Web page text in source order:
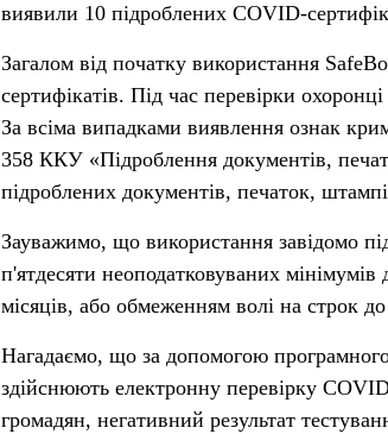
виявили 10 підроблених COVID-
Загалом від початку використання
сертифікатів. Під час перевірки
За всіма випадками виявлення ознак
358 ККУ «Підроблення документів,
підроблених документів, печаток,
Зауважимо, що використання завідомо
п'ятдесяти неоподатковуваних
місяців, або обмеженням волі на строк
Нагадаємо, що за допомогою
здійснюють електронну перевірку
громадян, негативний результат